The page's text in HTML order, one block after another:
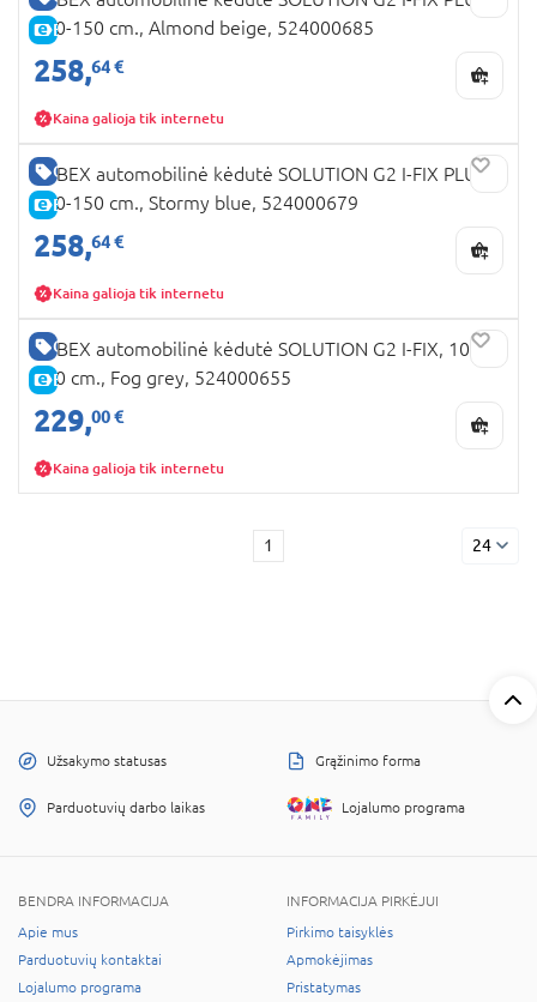
E-KAINA
100-150 cm., Almond beige, 524000685
258,64 €
Kaina galioja tik internetu
GERA KAINA
E-KAINA
CYBEX automobilinė kėdutė SOLUTION G2 I-FIX PLUS,
100-150 cm., Stormy blue, 524000679
258,64 €
Kaina galioja tik internetu
GERA KAINA
E-KAINA
CYBEX automobilinė kėdutė SOLUTION G2 I-FIX, 100-
150 cm., Fog grey, 524000655
229,00 €
Kaina galioja tik internetu
1 24
Užsakymo statusas Grąžinimo forma
Parduotuvių darbo laikas Lojalumo programa
BENDRA INFORMACIJA
Apie mus
Parduotuvių kontaktai
Lojalumo programa
INFORMACIJA PIRKĖJUI
Pirkimo taisyklės
Apmokėjimas
Pristatymas